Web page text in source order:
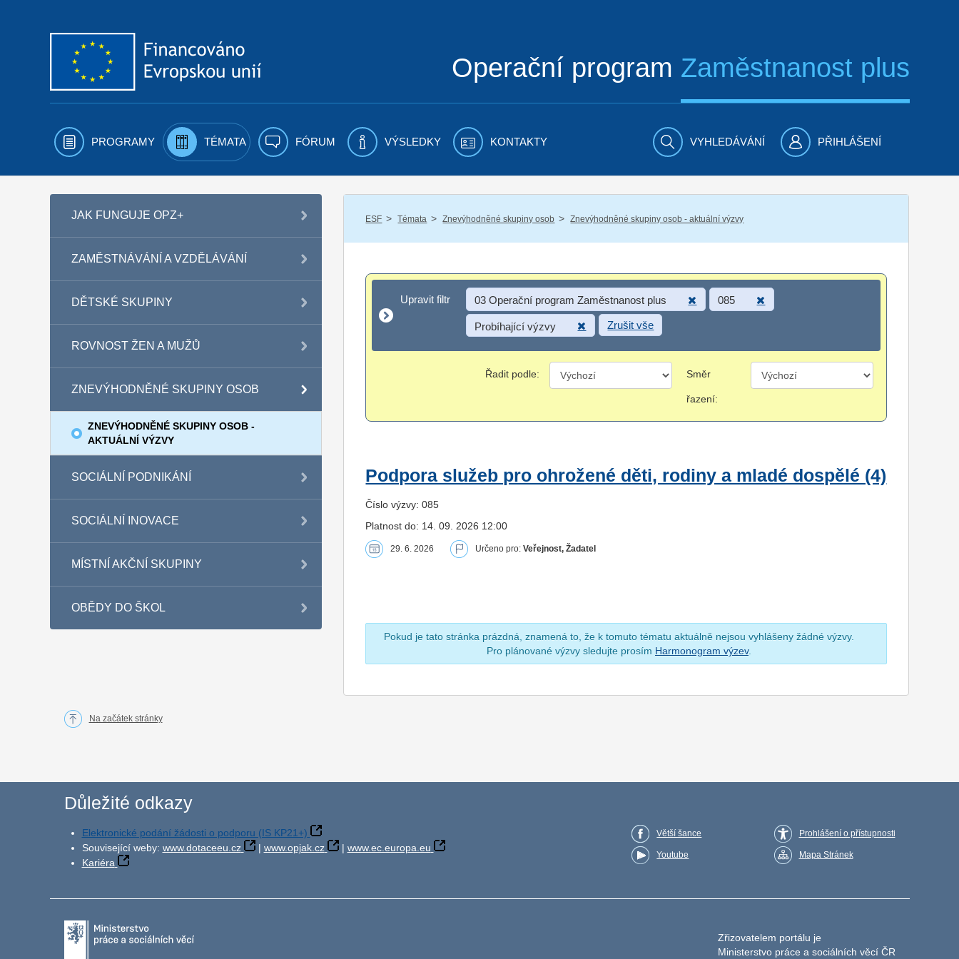
Operační program Zaměstnanost plus
PROGRAMY TÉMATA FÓRUM VÝSLEDKY KONTAKTY VYHLEDÁVÁNÍ PŘIHLÁŠENÍ
JAK FUNGUJE OPZ+
ZAMĚSTNÁVÁNÍ A VZDĚLÁVÁNÍ
DĚTSKÉ SKUPINY
ROVNOST ŽEN A MUŽŮ
ZNEVÝHODNĚNÉ SKUPINY OSOB
ZNEVÝHODNĚNÉ SKUPINY OSOB -
AKTUÁLNÍ VÝZVY
SOCIÁLNÍ PODNIKÁNÍ
SOCIÁLNÍ INOVACE
MÍSTNÍ AKČNÍ SKUPINY
OBĚDY DO ŠKOL
ESF / Témata / Znevýhodněné skupiny osob / Znevýhodněné skupiny osob - aktuální výzvy
Upravit filtr
Upravit filtr 03 Operační program Zaměstnanost plus 085
Probíhající výzvy Zrušit vše
Řadit podle: Směr
řazení:
Podpora služeb pro ohrožené děti, rodiny a mladé dospělé (4)
Číslo výzvy: 085
Platnost do: 14. 09. 2026 12:00
29. 6. 2026 Určeno pro:Veřejnost, Žadatel
Pokud je tato stránka prázdná, znamená to, že k tomuto tématu aktuálně nejsou vyhlášeny žádné výzvy.
Pro plánované výzvy sledujte prosím Harmonogram výzev.
Na začátek stránky
Důležité odkazy
Elektronické podání žádosti o podporu (IS KP21+)
Související weby: www.dotaceeu.cz | www.opjak.cz | www.ec.europa.eu
Kariéra
Větší šance
Youtube
Prohlášení o přístupnosti
Mapa Stránek
Zřizovatelem portálu je
Ministerstvo práce a sociálních věcí ČR